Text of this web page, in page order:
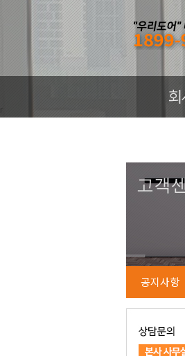
고객
공지사항